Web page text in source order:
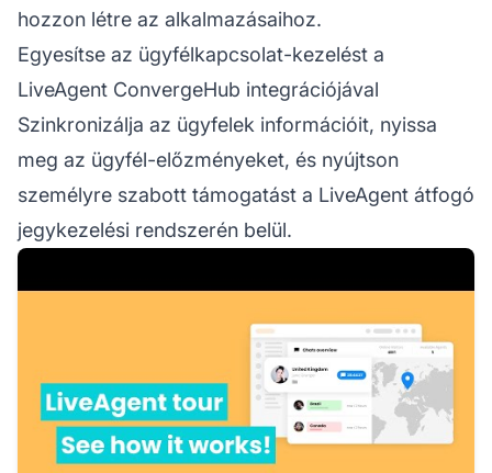
hozzon létre az alkalmazásaihoz.
Egyesítse az ügyfélkapcsolat-kezelést a
LiveAgent ConvergeHub integrációjával
Szinkronizálja az ügyfelek információit, nyissa
meg az ügyfél-előzményeket, és nyújtson
személyre szabott támogatást a LiveAgent átfogó
jegykezelési rendszerén belül.